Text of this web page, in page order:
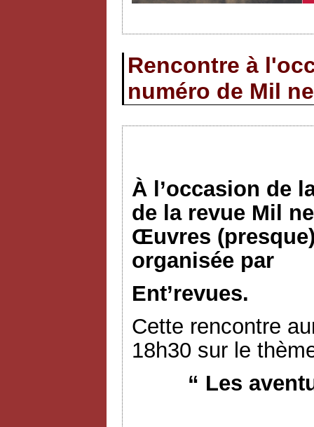
Rencontre à
numéro de Mil
À l’occasion de
de la revue Mil
Œuvres
organisée par
Ent’revues.
Cette rencontre
18h30 sur le
“ Les